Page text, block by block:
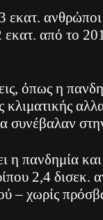
εκατ. ανθρώποι
εκατ. από το
όπως η
συνέβαλαν
η πανδημία
2,4 δισεκ.
– χωρίς